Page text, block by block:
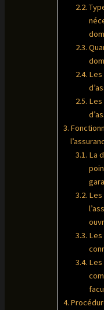
Les
Les
La
Les
Les